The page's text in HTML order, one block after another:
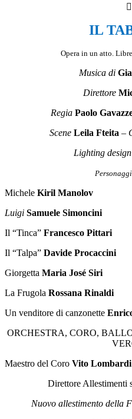
IL
Opera in un atto.
Musica di
Direttore
Regia Paolo
Scene Leila Fteita –
Lighting design
Michele Kiril Manolov
Luigi Samuele Simoncini
Il “Tinca” Francesco Pittari
Il “Talpa” Davide Procaccini
Giorgetta Maria José Siri
La Frugola Rossana Rinaldi
Un venditore di canzonette
ORCHESTRA, CORO,
Maestro del Coro Vito Lombardi
Direttore Allestimenti
Nuovo allestimento della